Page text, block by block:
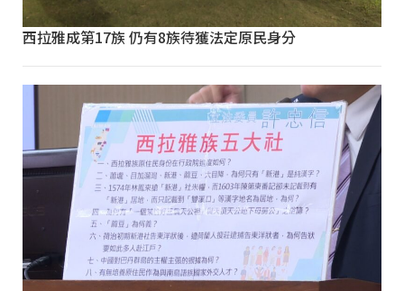
西拉雅成第17族 仍有8族待獲法定原民身分